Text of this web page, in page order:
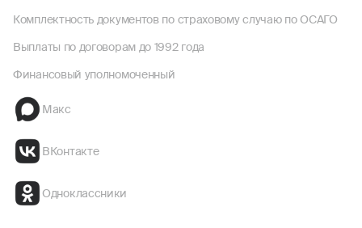
Комплектность документов по страховому случаю по ОСАГО
Выплаты по договорам до 1992 года
Финансовый уполномоченный
Макс
ВКонтакте
Одноклассники